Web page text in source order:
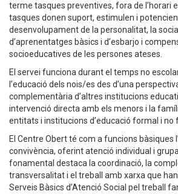
terme tasques preventives, fora de l’horari
tasques donen suport, estimulen i potencien
desenvolupament de la personalitat, la
d’aprenentatges bàsics i d’esbarjo i
socioeducatives de les persones ateses.
El servei funciona durant el temps no
l’educació dels nois/es des d’una
complementària d’altres institucions
intervenció directa amb els menors i la
entitats i institucions d’educació formal i no
El Centre Obert té com a funcions bàsiques
convivència, oferint atenció individual i
fonamental destaca la coordinació, la
transversalitat i el treball amb xarxa que
Serveis Bàsics d’Atenció Social pel treball